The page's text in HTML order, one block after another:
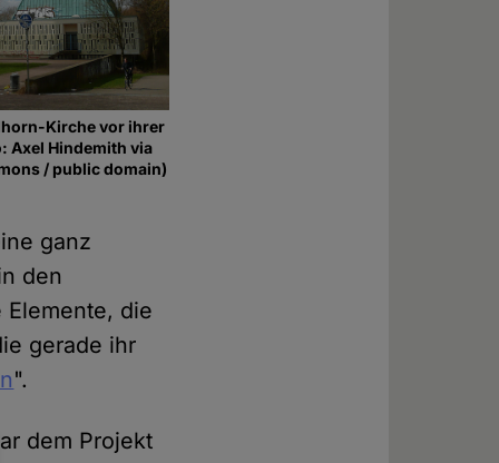
Kirche vor ihrer
Axel Hindemith via
/ public domain)
ganz
den
Elemente, die
gerade ihr
".
dem Projekt